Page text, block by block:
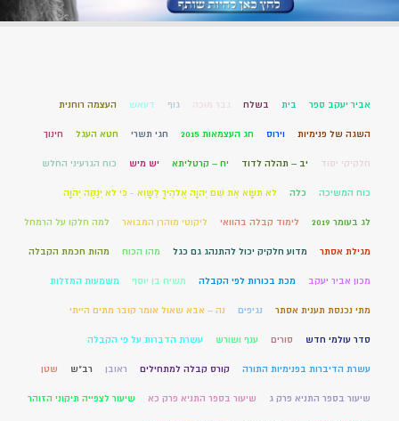
אביר יעקב ספר בית בשלח גבר מוכה גוף דעאש העצמה רוחנית
השגה של פנימיות וירוס חג העצמאות 2015 חגי תשרי חטא העגל חינוך
חלקיקי יסוד יב – תהלה לדוד יח – קרטליתא יש מיש כוח הגרעיני החלש
כוח המשיכה כלה לֹא תִשָּׂא אֶת שֵׁם יְהוָה אֱלֹהֶיךָ לַשָּׁוְא - כִּי לֹא יְנַקֶּה יְהֹוָה
לג בעומר 2019 לימוד קבלה בהוואי ליקוטי מוהרן המבואר למה חלקו על הרמחל
מגילת אסתר מדוע חלקיק יכול להתנהג גם כגל מהו הכוח מהות חכמת הקבלה
מכון אביר יעקב מכת בכורות לפי הקבלה משיח בן יוסף משמעות המזלות
מתי נכנסת תענית אסתר נגיפים נה – אבא שאול אומר קובר מתים הייתי
סדר עולמי חדש סורים ענף ושורש עשרת הדברות על פי הקבלה
עשרת הדיברות בפנימיות התורה קורס קבלה למתחילים ראובן רב"ש שטן
שיעור בספר התניא פרק ג שיעור בספר התניא פרק כא שיעור לצפייה תיקוני הזוהר